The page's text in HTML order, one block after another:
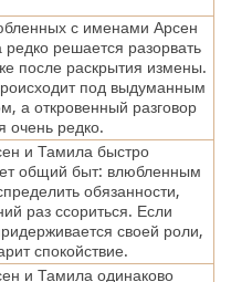
с именами Арсен
решается разорвать
после раскрытия измены.
под выдуманным
а откровенный разговор
очень редко.
и Тамила быстро
общий быт: влюбленным
обязанности,
раз ссориться. Если
своей роли,
спокойствие.
и Тамила одинаково